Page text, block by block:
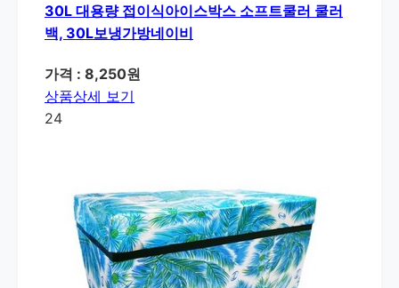
30L 대용량 접이식아이스박스 소프트쿨러 쿨러
백, 30L보냉가방네이비
가격 : 8,250원
상품상세 보기
24